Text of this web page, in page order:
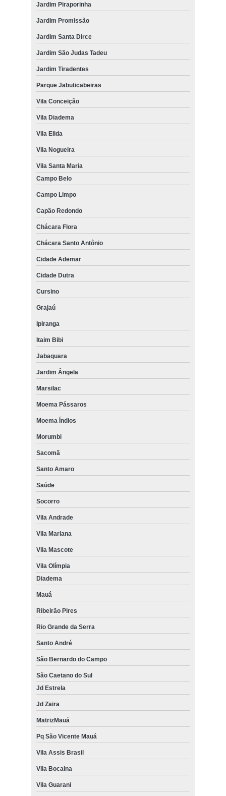
Jardim Piraporinha
Jardim Promissão
Jardim Santa Dirce
Jardim São Judas Tadeu
Jardim Tiradentes
Parque Jabuticabeiras
Vila Conceição
Vila Diadema
Vila Elida
Vila Nogueira
Vila Santa Maria
Campo Belo
Campo Limpo
Capão Redondo
Chácara Flora
Chácara Santo Antônio
Cidade Ademar
Cidade Dutra
Cursino
Grajaú
Ipiranga
Itaim Bibi
Jabaquara
Jardim Ângela
Marsilac
Moema Pássaros
Moema Índios
Morumbi
Sacomã
Santo Amaro
Saúde
Socorro
Vila Andrade
Vila Mariana
Vila Mascote
Vila Olímpia
Diadema
Mauá
Ribeirão Pires
Rio Grande da Serra
Santo André
São Bernardo do Campo
São Caetano do Sul
Jd Estrela
Jd Zaira
MatrizMauá
Pq São Vicente Mauá
Vila Assis Brasil
Vila Bocaina
Vila Guarani